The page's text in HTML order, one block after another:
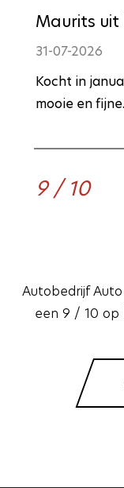
Maurits uit
31-07-2026
Kocht in
mooie en
9 / 10
Autobedrijf
een 9 / 10 op